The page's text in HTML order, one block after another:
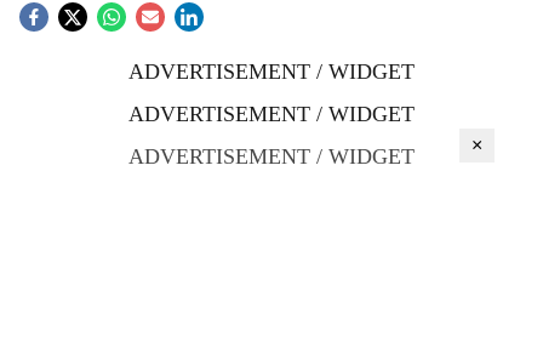
ADVERTISEMENT / WIDGET
ADVERTISEMENT / WIDGET
ADVERTISEMENT / WIDGET
×